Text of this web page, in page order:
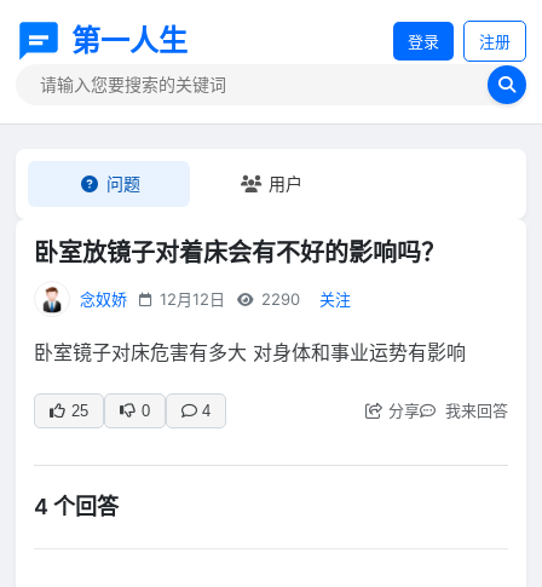
第一人生 登录 注册
问题 用户
卧室放镜子对着床会有不好的影响吗？
念奴娇 12月12日 2290 关注
卧室镜子对床危害有多大 对身体和事业运势有影响
25 0 4 分享 我来回答
4 个回答